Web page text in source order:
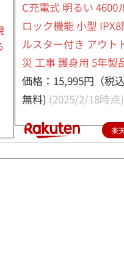
C充電式 明るい 4600
ロック機能 小型
ルスター付き アウト
災 工事 護身用 5年製
価格：15,995円（税
無料) (2025/2/18時点)
楽